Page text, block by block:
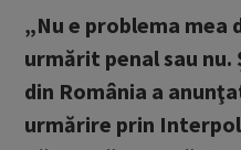
„Nu e problema mea
urmărit penal sau nu.
din România a
urmărire prin